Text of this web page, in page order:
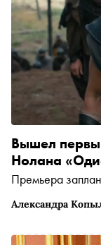
Александра
Вышел
Нолана
Премьера